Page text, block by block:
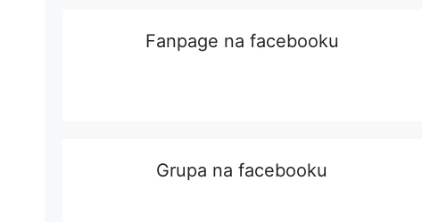
Fanpage na facebooku
Grupa na facebooku